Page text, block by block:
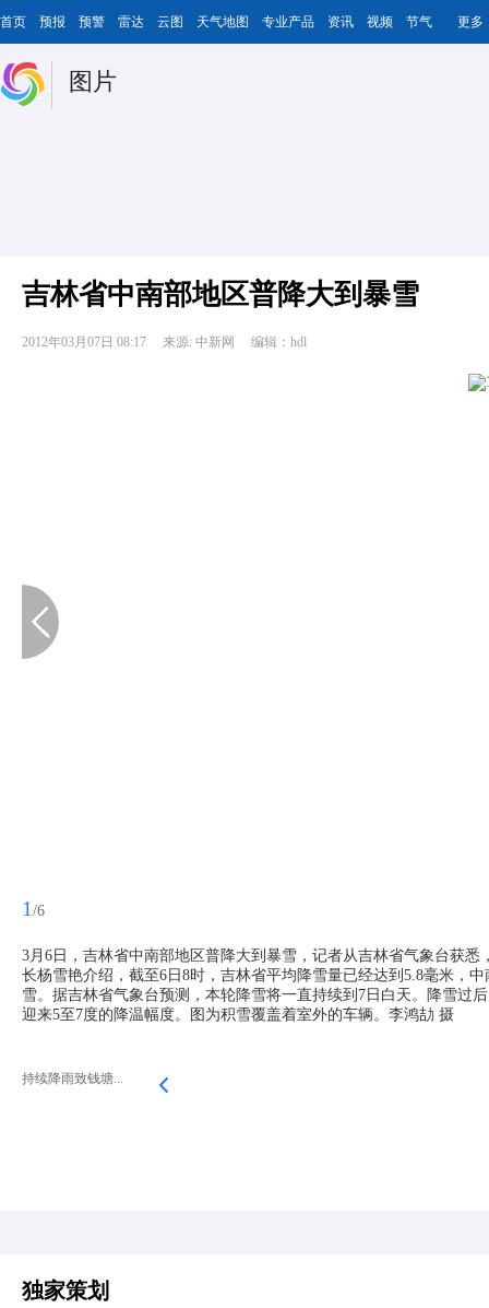
首页 预报 预警 雷达 云图 天气地图 专业产品 资讯 视频 节气 更多
图片
吉林省中南部地区普降大到暴雪
2012年03月07日 08:17 来源: 中新网 编辑：hdl
1 /6
3月6日，吉林省中南部地区普降大到暴雪，记者从吉林省气象台获
长杨雪艳介绍，截至6日8时，吉林省平均降雪量已经达到5.8毫米，
雪。据吉林省气象台预测，本轮降雪将一直持续到7日白天。降雪过
迎来5至7度的降温幅度。图为积雪覆盖着室外的车辆。李鸿劼 摄
持续降雨致钱塘...
独家策划